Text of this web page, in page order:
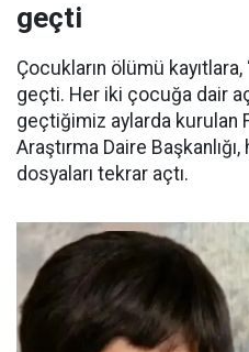
geçti
Çocukların ölümü
geçti. Her iki çocuğa dair
geçtiğimiz aylarda kurulan
Araştırma Daire
dosyaları tekrar açtı.